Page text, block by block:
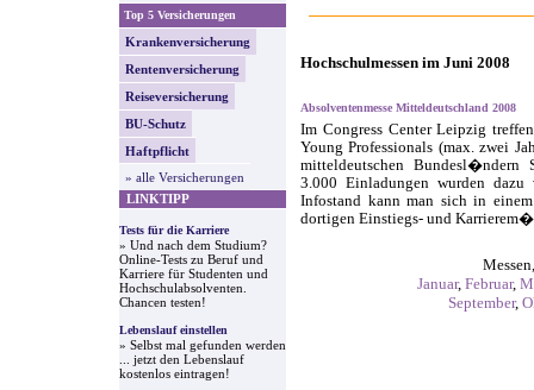
Top 5 Versicherungen
Krankenversicherung
Rentenversicherung
Reiseversicherung
BU-Schutz
Haftpflicht
» alle Versicherungen
LINKTIPP
Tests für die Karriere
» Und nach dem Studium?
Online-Tests zu Beruf und
Karriere für Studenten und
Hochschulabsolventen.
Chancen testen!
Lebenslauf einstellen
» Selbst mal gefunden werden
... jetzt den Lebenslauf
kostenlos eintragen!
Hochschulmessen im Juni 2008
Absolventenmesse Mitteldeutschland 2008
Im Congress Center Leipzig
Young Professionals (max. zwei
mitteldeutschen Bundesl�ndern
3.000 Einladungen wurden
Infostand kann man sich in
dortigen Einstiegs- und
Januar,Februar,
September,